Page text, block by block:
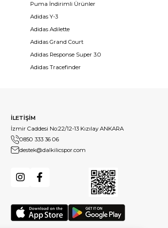
Puma İndirimli Ürünler
Adidas Y-3
Adidas Adilette
Adidas Grand Court
Adidas Response Super 3.0
Adidas Tracefinder
İLETİŞİM
İzmir Caddesi No:22/12-13 Kızılay ANKARA
0850 333 36 06
destek@dalkilicspor.com